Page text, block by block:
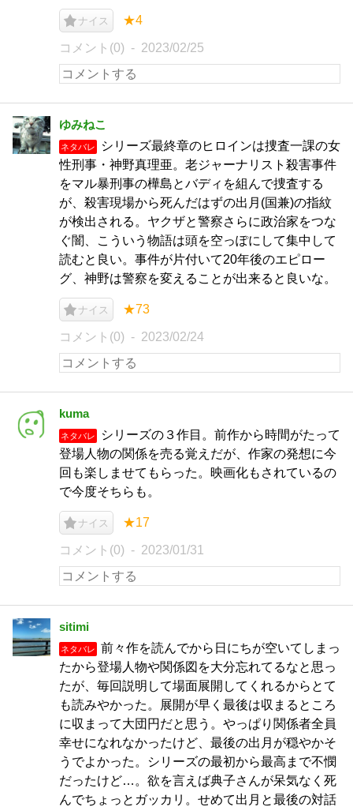
ナイス ★4
コメント(0) 2023/02/25
ゆみねこ
ネタバレ
シリーズ最終章のヒロインは捜査一課の女
性刑事・神野真理亜。老ジャーナリスト殺害事件
をマル暴刑事の樺島とバディを組んで捜査する
が、殺害現場から死んだはずの出月(国兼)の指紋
が検出される。ヤクザと警察さらに政治家をつな
ぐ闇、こういう物語は頭を空っぽにして集中して
読むと良い。事件が片付いて20年後のエピロー
グ、神野は警察を変えることが出来ると良いな。
ナイス ★73
コメント(0) 2023/02/24
kuma
ネタバレ
シリーズの３作目。前作から時間がたって
登場人物の関係を売る覚えだが、作家の発想に今
回も楽しませてもらった。映画化もされているの
で今度そちらも。
ナイス ★17
コメント(0) 2023/01/31
sitimi
ネタバレ
前々作を読んでから日にちが空いてしまっ
たから登場人物や関係図を大分忘れてるなと思っ
たが、毎回説明して場面展開してくれるからとて
も読みやかった。展開が早く最後は収まるところ
に収まって大団円だと思う。やっぱり関係者全員
幸せになれなかったけど、最後の出月が穏やかそ
うでよかった。シリーズの最初から最高まで不憫
だったけど…。欲を言えば典子さんが呆気なく死
んでちょっとガッカリ。せめて出月と最後の対話